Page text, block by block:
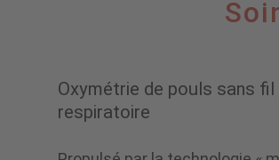
prolongés
Oxymétrie de pouls sans
respiratoire